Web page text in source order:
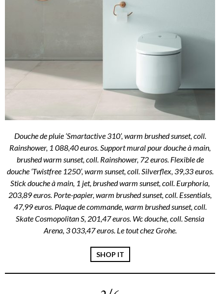
Douche de pluie ‘Smartactive 310’, warm brushed sunset, coll.
Rainshower, 1 088,40 euros. Support mural pour douche à main,
brushed warm sunset, coll. Rainshower, 72 euros. Flexible de
douche ‘Twistfree 1250’, warm sunset, coll. Silverflex, 39,33 euros.
Stick douche à main, 1 jet, brushed warm sunset, coll. Eurphoria,
203,89 euros. Porte-papier, warm brushed sunset, coll. Essentials,
47,99 euros. Plaque de commande, warm brushed sunset, coll.
Skate Cosmopolitan S, 201,47 euros. Wc douche, coll. Sensia
Arena, 3 033,47 euros. Le tout chez Grohe.
SHOP IT